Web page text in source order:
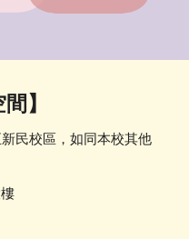
】
民校區，如同本校其他